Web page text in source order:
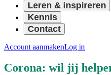
Leren & inspireren
Kennis
Contact
Account aanmakenLog in
Corona: wil jij